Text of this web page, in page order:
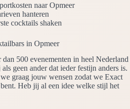
naar Opmeer
hanteren
cocktails shaken
in Opmeer
500 evenementen in heel Nederland
geen ander dat ieder festijn anders is.
graag jouw wensen zodat we Exact
Heb jij al een idee welke stijl het